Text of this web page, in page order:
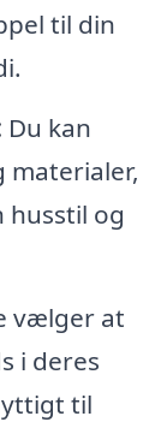
til din
Du kan
materialer,
husstil og
vælger at
i deres
til